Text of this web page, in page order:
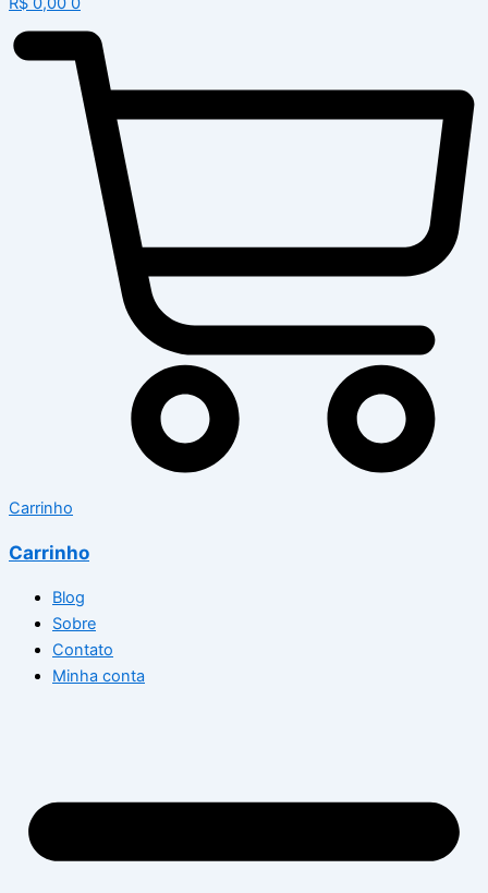
Carrinho
Carrinho
Blog
Sobre
Contato
Minha conta